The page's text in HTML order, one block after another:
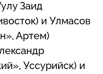
Заид
и Улмасов
Артем)
Уссурийск) и